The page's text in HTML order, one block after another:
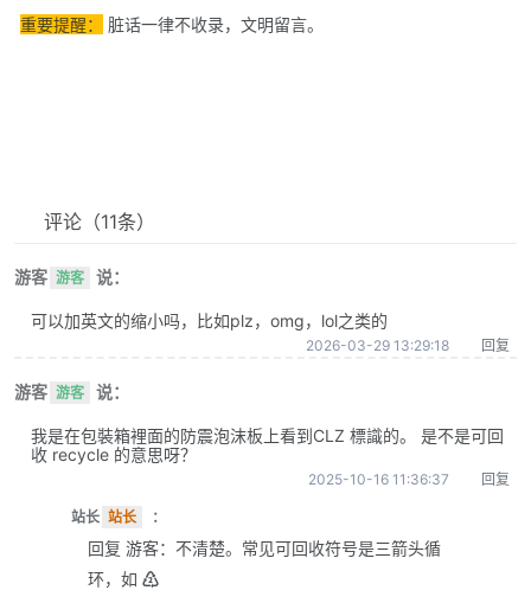
重要提醒： 脏话一律不收录，文明留言。
评论 （11条）
游客 游客 说：
可以加英文的缩小吗，比如plz，omg，lol之类的
2026-03-29 13:29:18 回复
游客 游客 说：
我是在包裝箱裡面的防震泡沫板上看到CLZ 標識的。 是不是可回
收 recycle 的意思呀？
2025-10-16 11:36:37 回复
站长 站长 ：
回复 游客：不清楚。常见可回收符号是三箭头循
环，如 ♴